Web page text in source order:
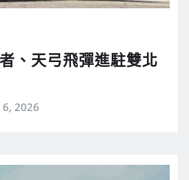
、天弓飛彈進駐雙北
6, 2026